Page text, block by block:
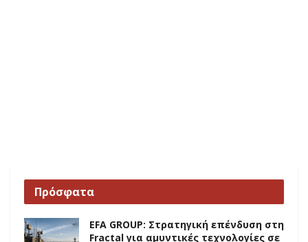
Πρόσφατα
EFA GROUP: Στρατηγική επένδυση στη
Fractal για αμυντικές τεχνολογίες σε